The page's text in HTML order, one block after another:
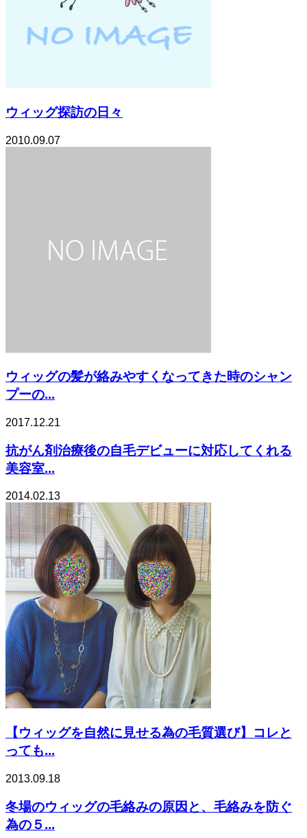
ウィッグ探訪の日々
2010.09.07
ウィッグの髪が絡みやすくなってきた時のシャン
プーの...
2017.12.21
抗がん剤治療後の自毛デビューに対応してくれる
美容室...
2014.02.13
【ウィッグを自然に見せる為の毛質選び】コレと
っても...
2013.09.18
冬場のウィッグの毛絡みの原因と、毛絡みを防ぐ
為の５...